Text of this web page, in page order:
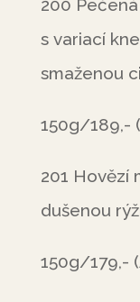
200
s variací
smaženou
150g/189,-
201 Hovězí
dušenou
150g/179,-